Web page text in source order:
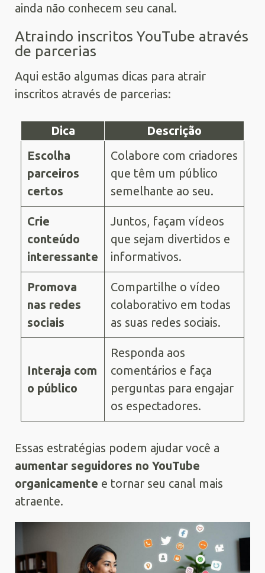
ainda não conhecem seu canal.
Atraindo inscritos YouTube através
de parcerias
Aqui estão algumas dicas para atrair
inscritos através de parcerias:
Dica
Descrição
Escolha
parceiros
certos
Colabore com criadores
que têm um público
semelhante ao seu.
Crie
conteúdo
interessante
Juntos, façam vídeos
que sejam divertidos e
informativos.
Promova
nas redes
sociais
Compartilhe o vídeo
colaborativo em todas
as suas redes sociais.
Interaja com
o público
Responda aos
comentários e faça
perguntas para engajar
os espectadores.
Essas estratégias podem ajudar você a
aumentar seguidores no YouTube
organicamente e tornar seu canal mais
atraente.